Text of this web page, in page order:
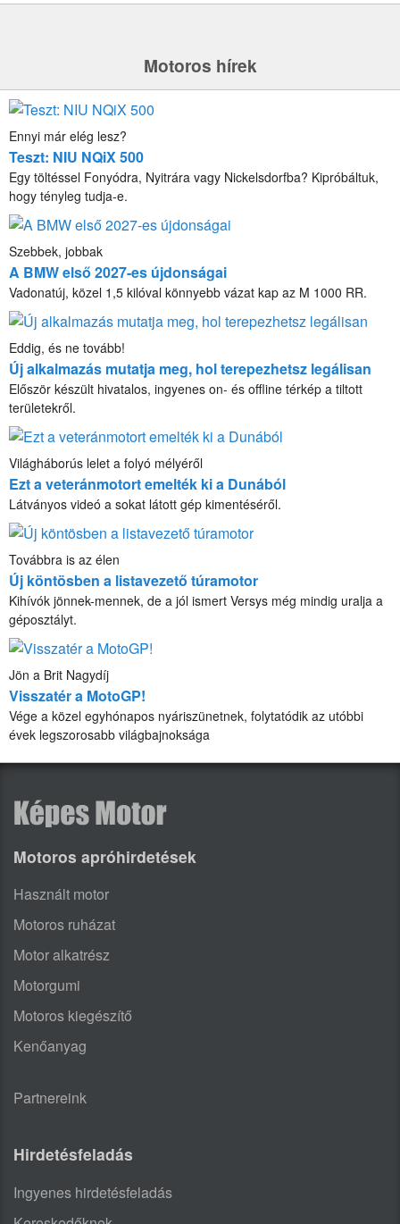
Motoros hírek
Ennyi már elég lesz?
Teszt: NIU NQiX 500
Egy töltéssel Fonyódra, Nyitrára vagy Nickelsdorfba? Kipróbáltuk,
hogy tényleg tudja-e.
Szebbek, jobbak
A BMW első 2027-es újdonságai
Vadonatúj, közel 1,5 kilóval könnyebb vázat kap az M 1000 RR.
Eddig, és ne tovább!
Új alkalmazás mutatja meg, hol terepezhetsz legálisan
Először készült hivatalos, ingyenes on- és offline térkép a tiltott
területekről.
Világháborús lelet a folyó mélyéről
Ezt a veteránmotort emelték ki a Dunából
Látványos videó a sokat látott gép kimentéséről.
Továbbra is az élen
Új köntösben a listavezető túramotor
Kihívók jönnek-mennek, de a jól ismert Versys még mindig uralja a
géposztályt.
Jön a Brit Nagydíj
Visszatér a MotoGP!
Vége a közel egyhónapos nyáriszünetnek, folytatódik az utóbbi
évek legszorosabb világbajnoksága
Motoros apróhirdetések
Használt motor
Motoros ruházat
Motor alkatrész
Motorgumi
Motoros kiegészítő
Kenőanyag
Partnereink
Hirdetésfeladás
Ingyenes hirdetésfeladás